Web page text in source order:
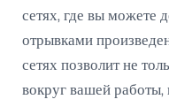
сетях, где вы можете
отрывками
сетях позволит не
вокруг вашей работы,